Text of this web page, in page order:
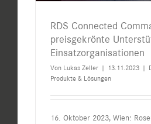
RDS Connected
preisgekrönte
Einsatzorganisationen
Von Lukas Zeller | 13.11.2023 |
Produkte & Lösungen
16. Oktober 2023, Wien: